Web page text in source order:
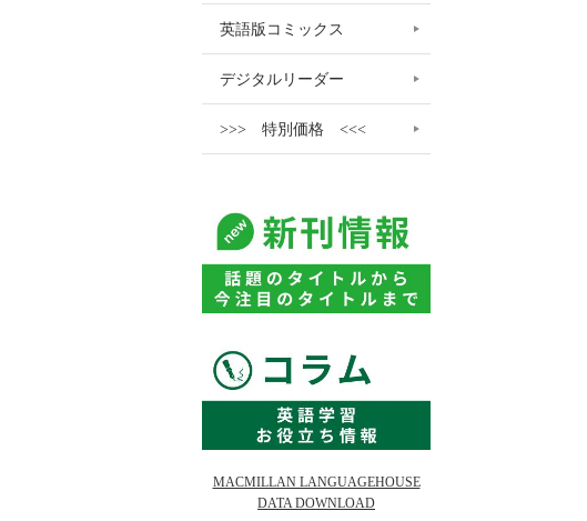
英語版コミックス
デジタルリーダー
>>> 特別価格 <<<
MACMILLAN LANGUAGEHOUSE
DATA DOWNLOAD